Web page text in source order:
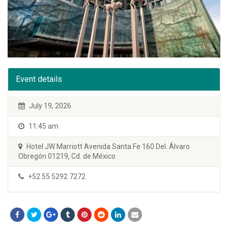
Event details
July 19, 2026
11:45 am
Hotel JW Marriott Avenida Santa Fe 160 Del. Álvaro
Obregón 01219, Cd. de México
+52 55 5292 7272